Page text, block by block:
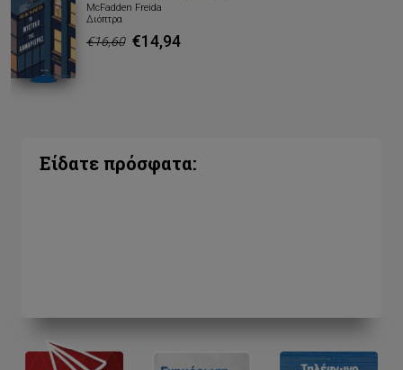
McFadden Freida
Διόπτρα
€16,60 €14,94
Είδατε πρόσφατα: